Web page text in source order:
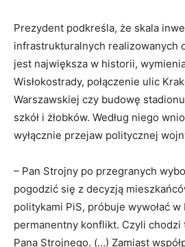
Prezydent podkreśla, że skala
infrastrukturalnych realizowanych
jest największa w historii,
Wisłokostrady, połączenie ulic
Warszawskiej czy budowę
szkół i żłobków. Według niego
wyłącznie przejaw politycznej
– Pan Strojny po przegranych
pogodzić się z decyzją
politykami PiS, próbuje wywołać w
permanentny konflikt. Czyli chodzi
Pana Strojnego. (…) Zamiast